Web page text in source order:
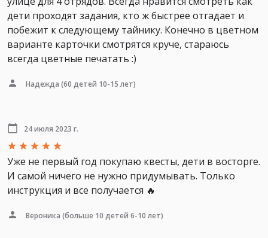
дети проходят задания, кто ж быстрее отгадает и
побежит к следующему тайнику. Конечно в цветном
варианте карточки смотрятся круче, стараюсь
всегда цветные печатать :)
Надежда (60 детей 10-15 лет)
24 июля 2023 г.
Уже не первый год покупаю квесты, дети в восторге.
И самой ничего не нужно придумывать. Только
инструкция и все получается 🔥
Вероника (больше 10 детей 6-10 лет)